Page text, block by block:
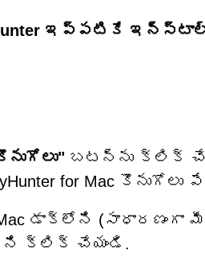
ఇప్పటికే
బటన్‌ను క్లిక్
for Mac కొనుగోలు
డాక్‌లోని (సాధారణంగా
క్లిక్ చేయండి.